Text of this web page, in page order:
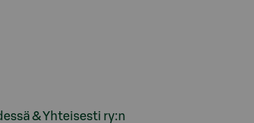
& Yhteisesti ry:n